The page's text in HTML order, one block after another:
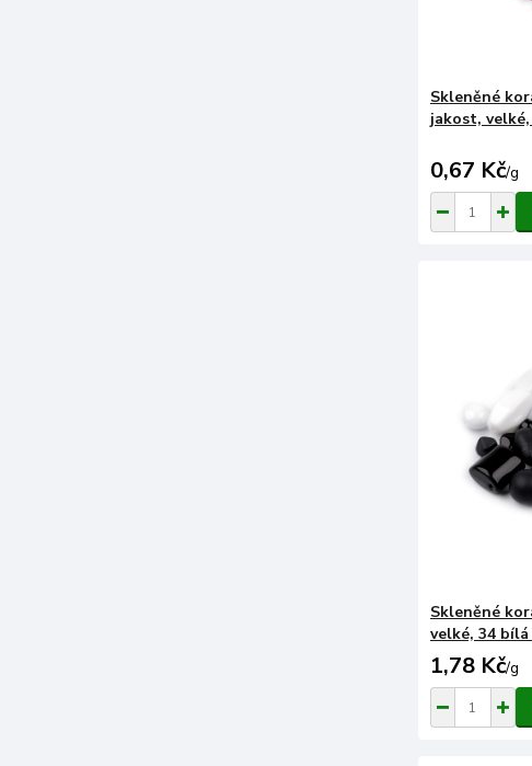
Skleněné
jakost,
0,67 Kč/g
Skleněné
velké, 34 bílá
1,78 Kč/g